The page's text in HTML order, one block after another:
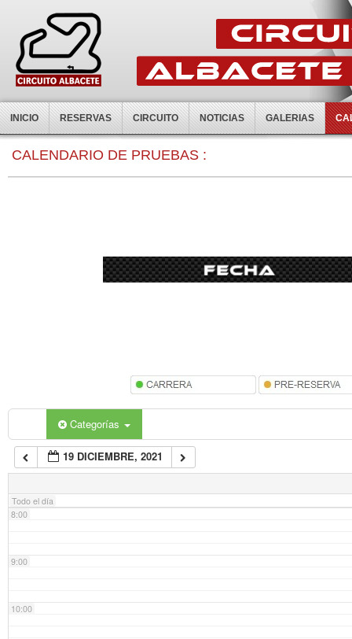
INICIO RESERVAS CIRCUITO NOTICIAS GALERIAS
CALENDARIO DE PRUEBAS :
Categorías
19 DICIEMBRE, 2021
Todo el día
0:00
7:00
8:00
9:00
10:00